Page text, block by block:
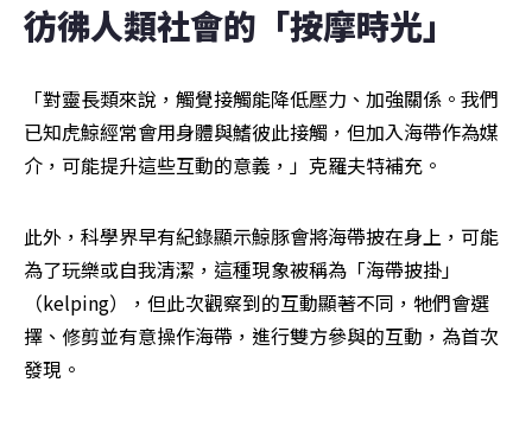
彷彿人類社會的「按摩時光」
「對靈長類來說，觸覺接觸能降低壓力、加強關係。我們
已知虎鯨經常會用身體與鰭彼此接觸，但加入海帶作為媒
介，可能提升這些互動的意義，」克羅夫特補充。
此外，科學界早有紀錄顯示鯨豚會將海帶披在身上，可能
為了玩樂或自我清潔，這種現象被稱為「海帶披掛」
（kelping），但此次觀察到的互動顯著不同，牠們會選
擇、修剪並有意操作海帶，進行雙方參與的互動，為首次
發現。